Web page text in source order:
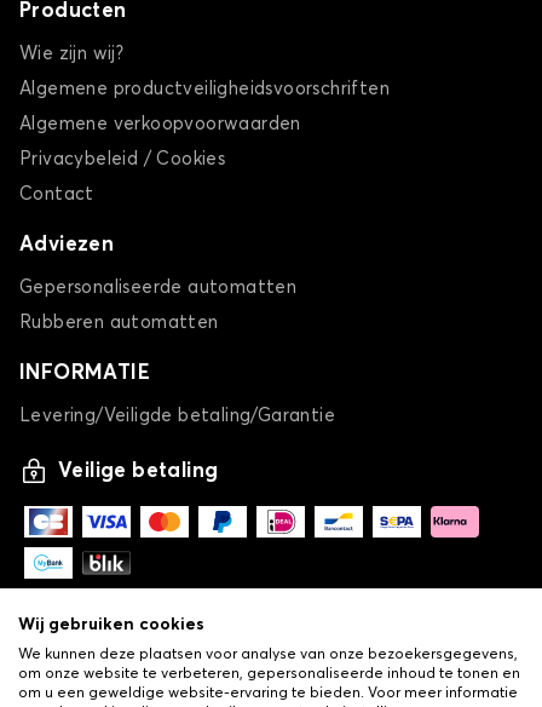
Producten
Wie zijn wij?
Algemene productveiligheidsvoorschriften
Algemene verkoopvoorwaarden
Privacybeleid / Cookies
Contact
Adviezen
Gepersonaliseerde automatten
Rubberen automatten
INFORMATIE
Levering/Veiligde betaling/Garantie
Veilige betaling
Wij gebruiken cookies
We kunnen deze plaatsen voor analyse van onze bezoekersgegevens,
om onze website te verbeteren, gepersonaliseerde inhoud te tonen en
om u een geweldige website-ervaring te bieden. Voor meer informatie